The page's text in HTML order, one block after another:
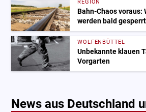
REGION
Bahn-Chaos voraus:
werden bald gesperrt
WOLFENBÜTTEL
Unbekannte klauen
Vorgarten
News aus Deutschland